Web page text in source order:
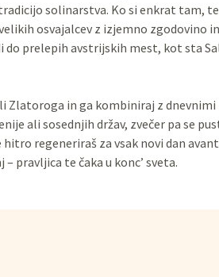
solinarstva. Ko si enkrat tam,
osvajalcev z izjemno zgodovino
do prelepih avstrijskih mest, kot sta
Zlatoroga in ga kombiniraj z
ali sosednjih držav, zvečer pa se
regeneriraš za vsak novi dan
pravljica te čaka u konc’ sveta.